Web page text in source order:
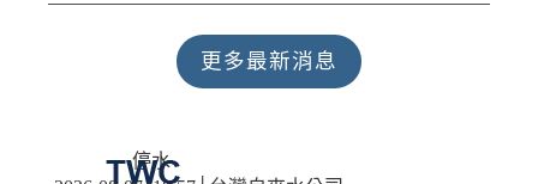
更多最新消息
停水